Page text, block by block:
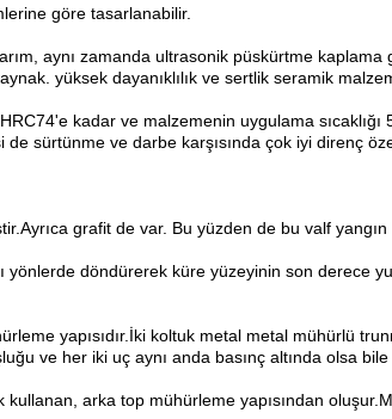
göre tasarlanabilir.
aynı zamanda ultrasonik püskürtme
yüksek dayanıklılık ve sertlik seramik
kadar ve malzemenin uygulama
sürtünme ve darbe karşısında çok iyi direnç
grafit de var. Bu yüzden de bu valf yangın
yönlerde döndürerek küre yüzeyinin son derece
yapısıdır.İki koltuk metal metal mühürlü
ve her iki uç aynı anda basınç altında olsa
arka top mühürleme yapısından